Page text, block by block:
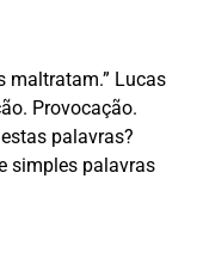
maltratam.” Lucas
Provocação.
palavras?
simples palavras